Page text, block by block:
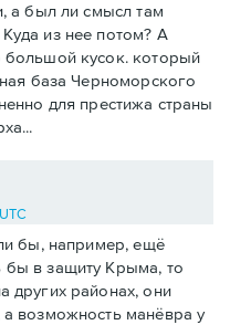
а был ли смысл там
из нее потом? А
большой кусок. который
база Черноморского
для престижа страны
бы, например, ещё
бы в защиту Крыма, то
других районах, они
а возможность манёвра у